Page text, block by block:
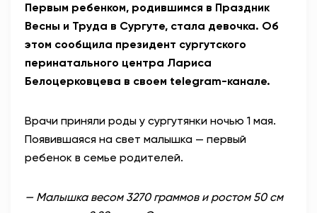
Вход / Регистрация
Первым ребенком, родившимся в Праздник
Весны и Труда в Сургуте, стала девочка. Об
этом сообщила президент сургутского
перинатального центра Лариса
Белоцерковцева в своем telegram-канале.
Врачи приняли роды у сургутянки ночью 1 мая.
Появившаяся на свет малышка — первый
ребенок в семье родителей.
— Малышка весом 3270 граммов и ростом 50 см